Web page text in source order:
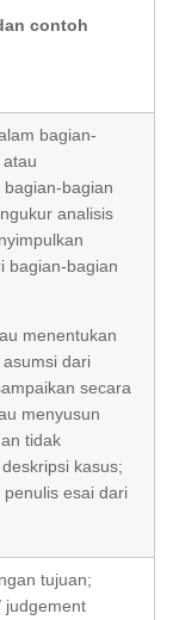
contoh
bagian-
bagian
analisis
bagian-bagian
menentukan
dari
secara
menyusun
tidak
kasus;
esai dari
tujuan;
judgement